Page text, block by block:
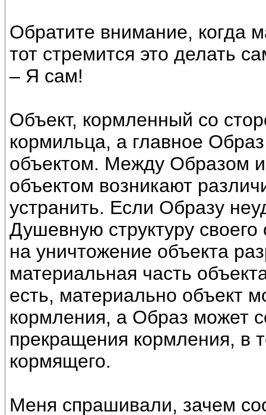
Обратите внимание, когда
тот стремится это делать
– Я сам!
Объект, кормленный со
кормильца, а главное
объектом. Между Образом
объектом возникают
устранить. Если Образу
Душевную структуру
на уничтожение объекта
материальная часть
есть, материально объект
кормления, а Образ может
прекращения кормления, в
кормящего.
Меня спрашивали, зачем